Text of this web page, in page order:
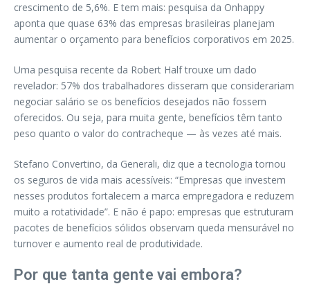
crescimento de 5,6%. E tem mais: pesquisa da Onhappy
aponta que quase 63% das empresas brasileiras planejam
aumentar o orçamento para benefícios corporativos em 2025.
Uma pesquisa recente da Robert Half trouxe um dado
revelador: 57% dos trabalhadores disseram que considerariam
negociar salário se os benefícios desejados não fossem
oferecidos. Ou seja, para muita gente, benefícios têm tanto
peso quanto o valor do contracheque — às vezes até mais.
Stefano Convertino, da Generali, diz que a tecnologia tornou
os seguros de vida mais acessíveis: “Empresas que investem
nesses produtos fortalecem a marca empregadora e reduzem
muito a rotatividade”. E não é papo: empresas que estruturam
pacotes de benefícios sólidos observam queda mensurável no
turnover e aumento real de produtividade.
Por que tanta gente vai embora?